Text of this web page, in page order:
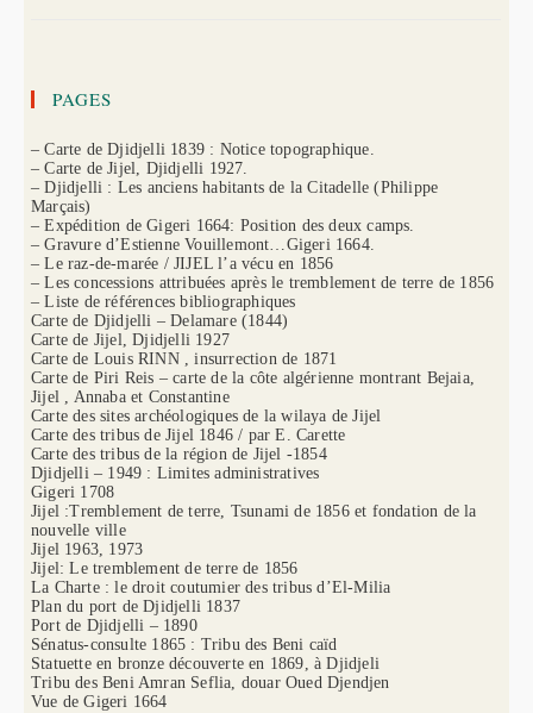
PAGES
– Carte de Djidjelli 1839 : Notice topographique.
– Carte de Jijel, Djidjelli 1927.
– Djidjelli : Les anciens habitants de la Citadelle (Philippe
Marçais)
– Expédition de Gigeri 1664: Position des deux camps.
– Gravure d’Estienne Vouillemont…Gigeri 1664.
– Le raz-de-marée / JIJEL l’a vécu en 1856
– Les concessions attribuées après le tremblement de terre de 1856
– Liste de références bibliographiques
Carte de Djidjelli – Delamare (1844)
Carte de Jijel, Djidjelli 1927
Carte de Louis RINN , insurrection de 1871
Carte de Piri Reis – carte de la côte algérienne montrant Bejaia,
Jijel , Annaba et Constantine
Carte des sites archéologiques de la wilaya de Jijel
Carte des tribus de Jijel 1846 / par E. Carette
Carte des tribus de la région de Jijel -1854
Djidjelli – 1949 : Limites administratives
Gigeri 1708
Jijel :Tremblement de terre, Tsunami de 1856 et fondation de la
nouvelle ville
Jijel 1963, 1973
Jijel: Le tremblement de terre de 1856
La Charte : le droit coutumier des tribus d’El-Milia
Plan du port de Djidjelli 1837
Port de Djidjelli – 1890
Sénatus-consulte 1865 : Tribu des Beni caïd
Statuette en bronze découverte en 1869, à Djidjeli
Tribu des Beni Amran Seflia, douar Oued Djendjen
Vue de Gigeri 1664